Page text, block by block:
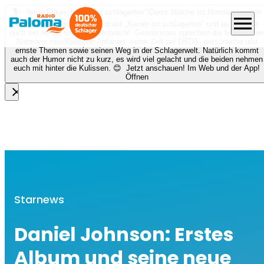
🎙️✨ Neue Folge „Keiner ist schlagerfrei“!
Diese Woche ist Norman Langen
bei Nora zu Gast beim Podcast „Keiner ist schlagerfrei“ und es erwartet
euch ein richtig schönes Gespräch! Gemeinsam sprechen die beiden über
Normans musikalische Anfänge, seine Zeit bei DSDS, persönliche und
ernste Themen sowie seinen Weg in der Schlagerwelt. Natürlich kommt
auch der Humor nicht zu kurz, es wird viel gelacht und die beiden nehmen
euch mit hinter die Kulissen. 😊 Jetzt anschauen! Im Web und der App!
Öffnen
close
menu
Starnews
Daniel Johnson: Erstes
Album und seine neue